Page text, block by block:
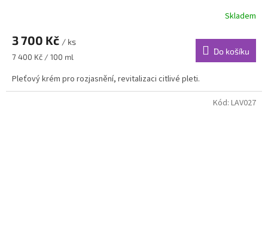
Skladem
3 700 Kč / ks
Měrná
7 400 Kč / 100 ml
Do košíku
Pleťový krém pro rozjasnění, revitalizaci citlivé pleti.
Kód: LAV027